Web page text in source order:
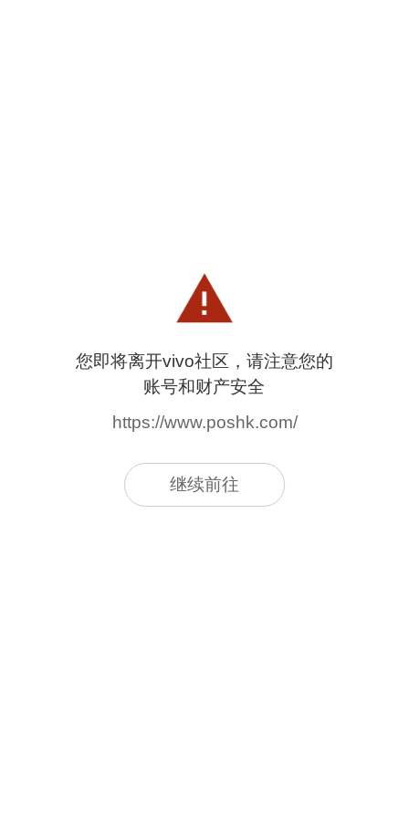
您即将离开vivo社区，请注意您的
账号和财产安全
https://www.poshk.com/
继续前往